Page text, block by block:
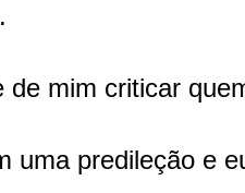
de mim criticar
uma predileção e